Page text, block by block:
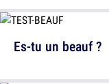
Es-tu un beauf ?